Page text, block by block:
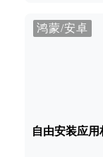
鸿蒙/安卓
自由安装应